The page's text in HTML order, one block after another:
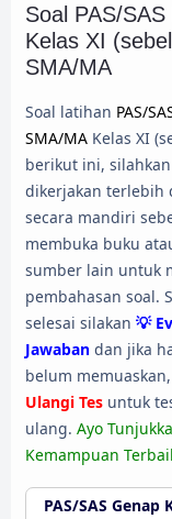
Soal PAS/SAS
Kelas XI
SMA/MA
Soal latihan PAS/
SMA/MA Kelas XI
berikut ini, silahkan
dikerjakan terlebih
secara mandiri
membuka buku
sumber lain untuk
pembahasan soal.
selesai silakan 💡
Jawaban dan jika
belum
Ulangi Tes untuk
ulang. Ayo
Kemampuan
PAS/SAS Genap